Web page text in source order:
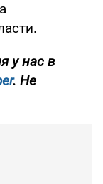
у нас в
. Не